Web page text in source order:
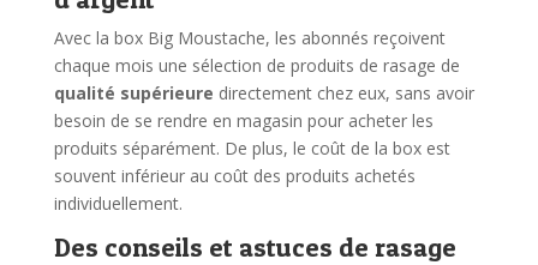
Avec la box Big Moustache, les abonnés reçoivent
chaque mois une sélection de produits de rasage de
qualité supérieure directement chez eux, sans avoir
besoin de se rendre en magasin pour acheter les
produits séparément. De plus, le coût de la box est
souvent inférieur au coût des produits achetés
individuellement.
Des conseils et astuces de rasage